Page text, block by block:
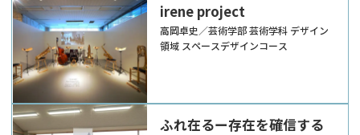
irene project
高岡卓史／芸術学部 芸術学科 デザイン
領域 スペースデザインコース
ふれ在るー存在を確信する